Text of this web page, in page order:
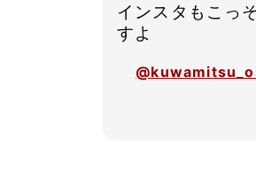
インスタもこっ
すよ